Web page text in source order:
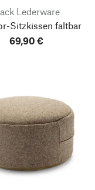
Lederware
Sitzkissen faltbar
69,90 €